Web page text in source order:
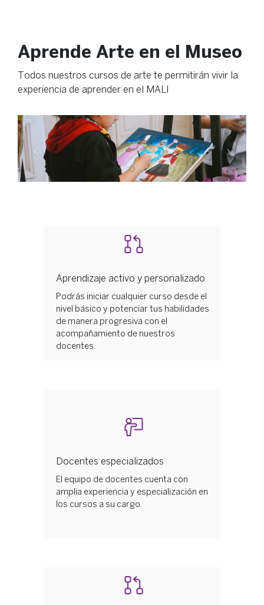
Aprende Arte en el Museo
Todos nuestros cursos de arte te permitirán vivir la
experiencia de aprender en el MALI
Aprendizaje activo y personalizado
Podrás iniciar cualquier curso desde el
nivel básico y potenciar tus habilidades
de manera progresiva con el
acompañamiento de nuestros
docentes.
Docentes especializados
El equipo de docentes cuenta con
amplia experiencia y especialización en
los cursos a su cargo.